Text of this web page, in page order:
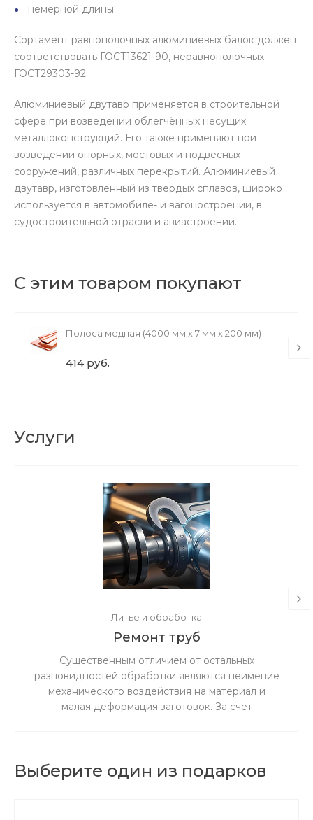
немерной длины.
Сортамент равнополочных алюминиевых балок должен
соответствовать ГОСТ13621-90, неравнополочных -
ГОСТ29303-92.
Алюминиевый двутавр применяется в строительной
сфере при возведении облегчённых несущих
металлоконструкций. Его также применяют при
возведении опорных, мостовых и подвесных
сооружений, различных перекрытий. Алюминиевый
двутавр, изготовленный из твердых сплавов, широко
используется в автомобиле- и вагоностроении, в
судостроительной отрасли и авиастроении.
С этим товаром покупают
Полоса медная (4000 мм х 7 мм х 200 мм)
414 руб.
Услуги
Литье и обработка
Ремонт труб
Существенным отличием от остальных
разновидностей обработки являются неимение
механического воздействия на материал и
малая деформация заготовок. За счет
Выберите один из подарков